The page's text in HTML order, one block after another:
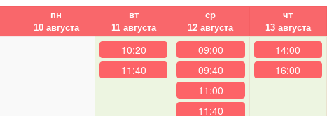
пн
10 августа
вт
11 августа
ср
12 августа
чт
13 августа
10:20
11:40
09:00
09:40
11:00
11:40
14:00
16:00